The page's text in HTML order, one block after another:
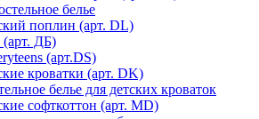
белье
поплин (арт. DL)
(арт. ДБ)
(арт.DS)
кроватки (арт. DK)
белье для детских кроваток
софткоттон (арт. MD)